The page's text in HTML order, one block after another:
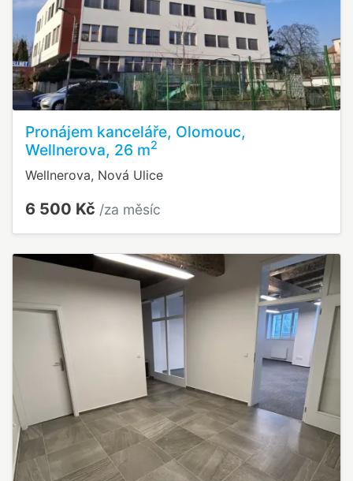
Pronájem kanceláře, Olomouc,
Wellnerova, 26 m2
Wellnerova, Nová Ulice
6 500 Kč /za měsíc